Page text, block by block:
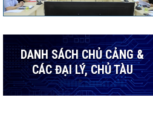
DANH SÁCH CHỦ CẢNG &
CÁC ĐẠI LÝ, CHỦ TÀU